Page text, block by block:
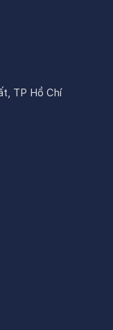
TP Hồ Chí